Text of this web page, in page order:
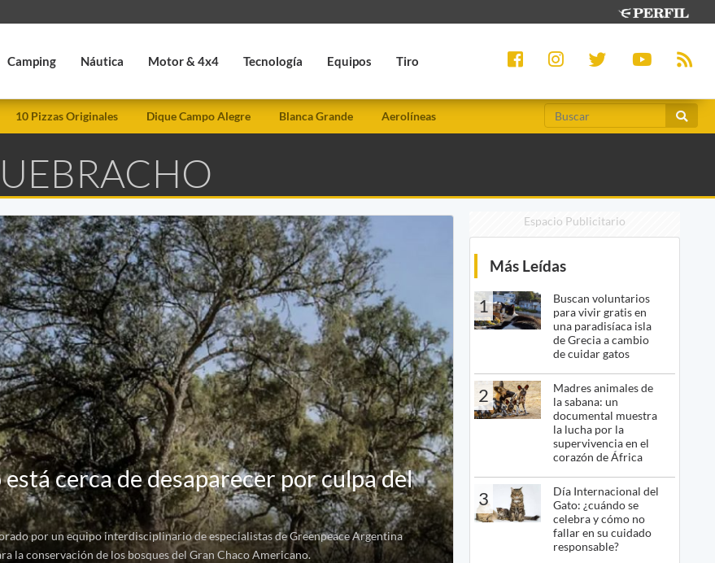
Camping Náutica Motor & 4x4 Tecnología Equipos Tiro
10 Pizzas Originales Dique Campo Alegre Blanca Grande Aerolíneas
cerca de desaparecer por culpa del
por un equipo interdisciplinario de especialistas de Greenpeace Argentina
la conservación de los bosques del Gran Chaco Americano.
Espacio Publicitario
Más Leídas
1
Buscan voluntarios
para vivir gratis en
una paradisíaca isla
de Grecia a cambio
de cuidar gatos
2
Madres animales de
la sabana: un
documental muestra
la lucha por la
supervivencia en el
corazón de África
3
Día Internacional del
Gato: ¿cuándo se
celebra y cómo no
fallar en su cuidado
responsable?